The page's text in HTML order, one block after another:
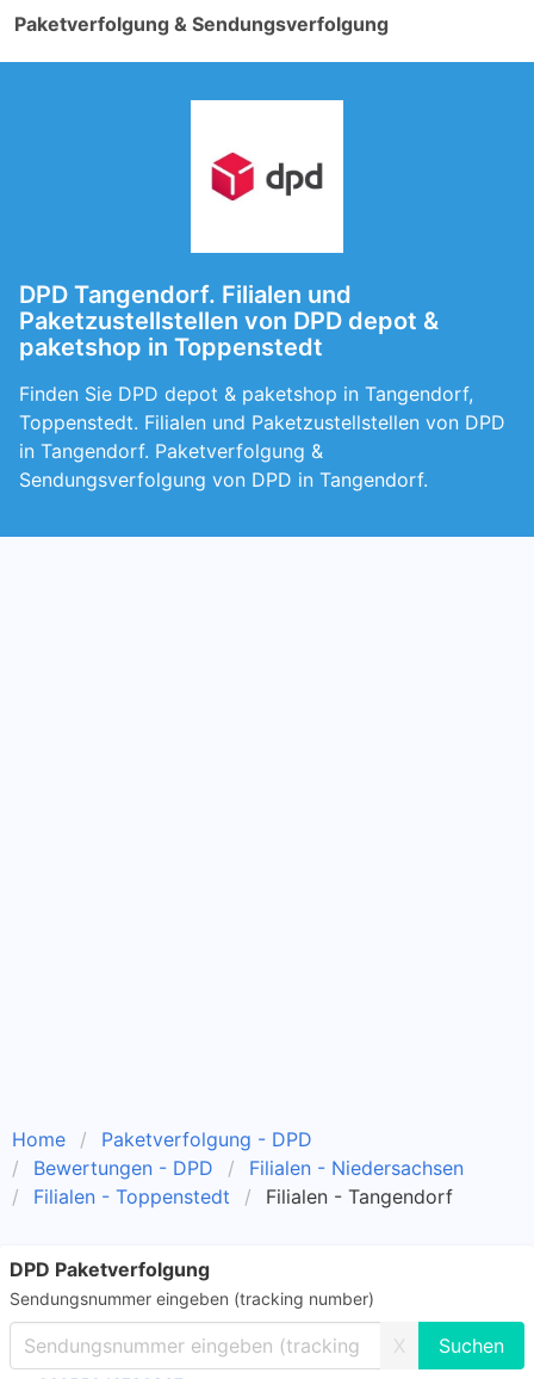
Paketverfolgung & Sendungsverfolgung
DPD Tangendorf. Filialen und
Paketzustellstellen von DPD depot &
paketshop in Toppenstedt
Finden Sie DPD depot & paketshop in Tangendorf,
Toppenstedt. Filialen und Paketzustellstellen von DPD
in Tangendorf. Paketverfolgung &
Sendungsverfolgung von DPD in Tangendorf.
Home
Paketverfolgung - DPD
Bewertungen - DPD
Filialen - Niedersachsen
Filialen - Toppenstedt
Filialen - Tangendorf
DPD Paketverfolgung
Sendungsnummer eingeben (tracking number)
X